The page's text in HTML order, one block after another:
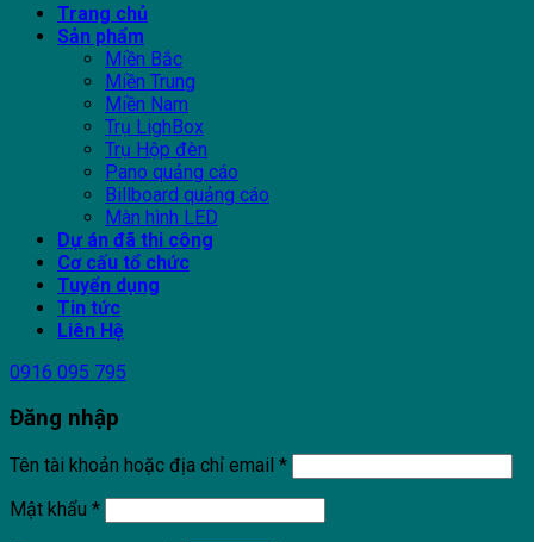
Trang chủ
Sản phẩm
Miền Bắc
Miền Trung
Miền Nam
Trụ LighBox
Trụ Hộp đèn
Pano quảng cáo
Billboard quảng cáo
Màn hình LED
Dự án đã thi công
Cơ cấu tổ chức
Tuyển dụng
Tin tức
Liên Hệ
0916 095 795
Đăng nhập
Tên tài khoản hoặc địa chỉ email *
Mật khẩu *